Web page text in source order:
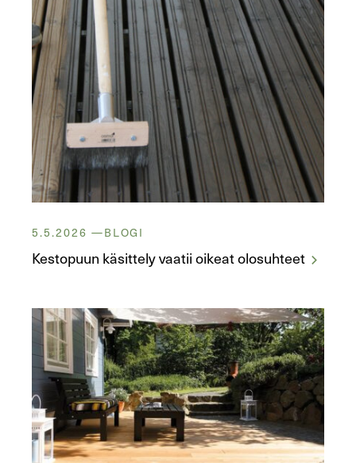
5.5.2026 BLOGI
Kestopuun käsittely vaatii oikeat olosuhteet